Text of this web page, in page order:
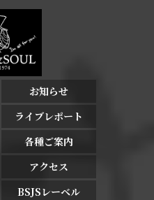
お知らせ
ライブレポート
各種ご案内
アクセス
BSJSレーベル